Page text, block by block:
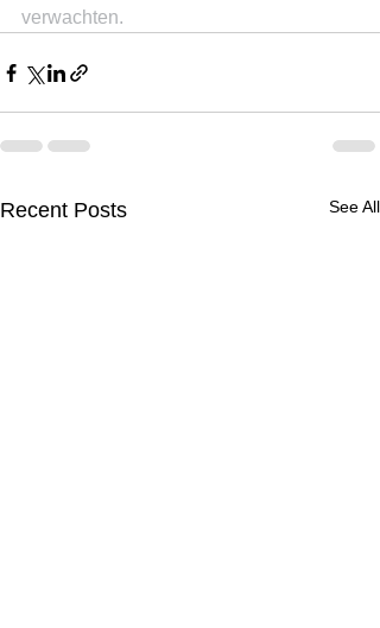
verwachten.
Recent Posts See All